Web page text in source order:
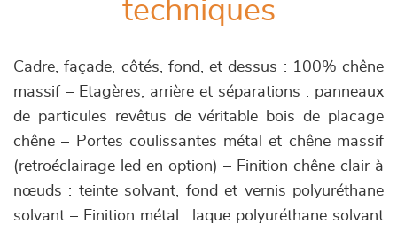
techniques
Cadre, façade, côtés, fond, et dessus : 100% chêne
massif – Etagères, arrière et séparations : panneaux
de particules revêtus de véritable bois de placage
chêne – Portes coulissantes métal et chêne massif
(retroéclairage led en option) – Finition chêne clair à
nœuds : teinte solvant, fond et vernis polyuréthane
solvant – Finition métal : laque polyuréthane solvant